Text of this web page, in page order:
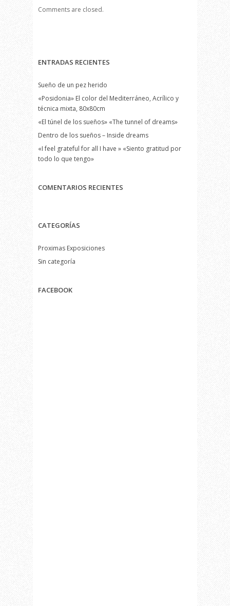
Comments are closed.
ENTRADAS RECIENTES
Sueño de un pez herido
«Posidonia» El color del Mediterráneo, Acrílico y
técnica mixta, 80x80cm
«El túnel de los sueños» «The tunnel of dreams»
Dentro de los sueños – Inside dreams
«I feel grateful for all I have » «Siento gratitud por
todo lo que tengo»
COMENTARIOS RECIENTES
CATEGORÍAS
Proximas Exposiciones
Sin categoría
FACEBOOK